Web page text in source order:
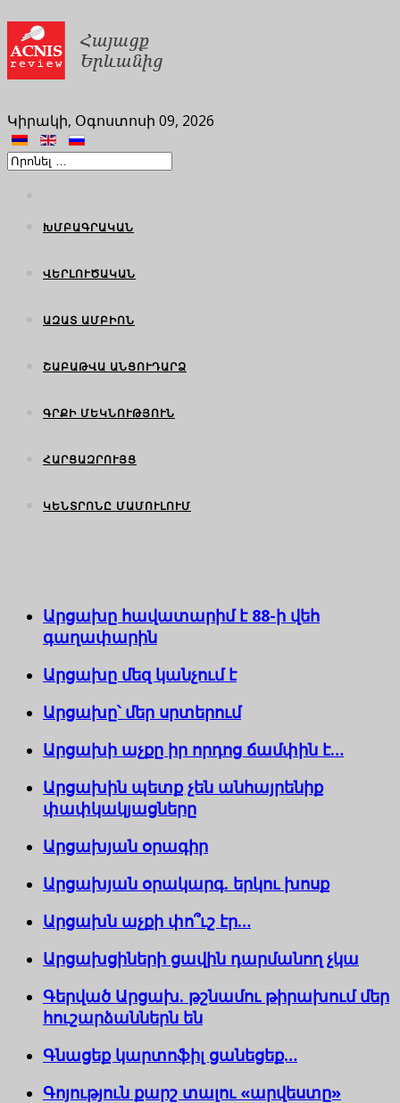
Կիրակի, Օգոստոսի 09, 2026
ԽՄԲԱԳՐԱԿԱՆ
ՎԵՐԼՈՒԾԱԿԱՆ
ԱԶԱՏ ԱՄԲԻՈՆ
ՇԱԲԱԹՎԱ ԱՆՑՈՒԴԱՐՁ
ԳՐՔԻ ՄԵԿՆՈՒԹՅՈՒՆ
ՀԱՐՑԱԶՐՈՒՅՑ
ԿԵՆՏՐՈՆԸ ՄԱՄՈՒԼՈՒՄ
Արցախը հավատարիմ է 88-ի վեհ
գաղափարին
Արցախը մեզ կանչում է
Արցախը՝ մեր սրտերում
Արցախի աչքը իր որդոց ճամփին է…
Արցախին պետք չեն անհայրենիք
փափկակյացները
Արցախյան օրագիր
Արցախյան օրակարգ. երկու խոսք
Արցախն աչքի փո՞ւշ էր…
Արցախցիների ցավին դարմանող չկա
Գերված Արցախ. թշնամու թիրախում մեր
հուշարձաններն են
Գնացեք կարտոֆիլ ցանեցեք…
Գոյություն քարշ տալու «արվեստը»